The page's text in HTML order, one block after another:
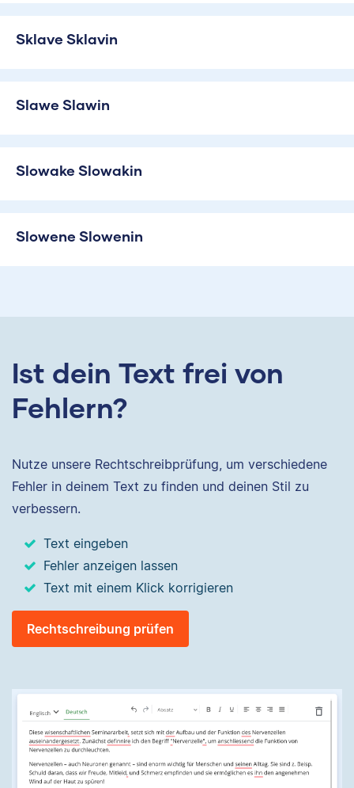
Sklave Sklavin
Slawe Slawin
Slowake Slowakin
Slowene Slowenin
Ist dein Text frei von
Fehlern?
Nutze unsere Rechtschreibprüfung, um verschiedene
Fehler in deinem Text zu finden und deinen Stil zu
verbessern.
Text eingeben
Fehler anzeigen lassen
Text mit einem Klick korrigieren
Rechtschreibung prüfen